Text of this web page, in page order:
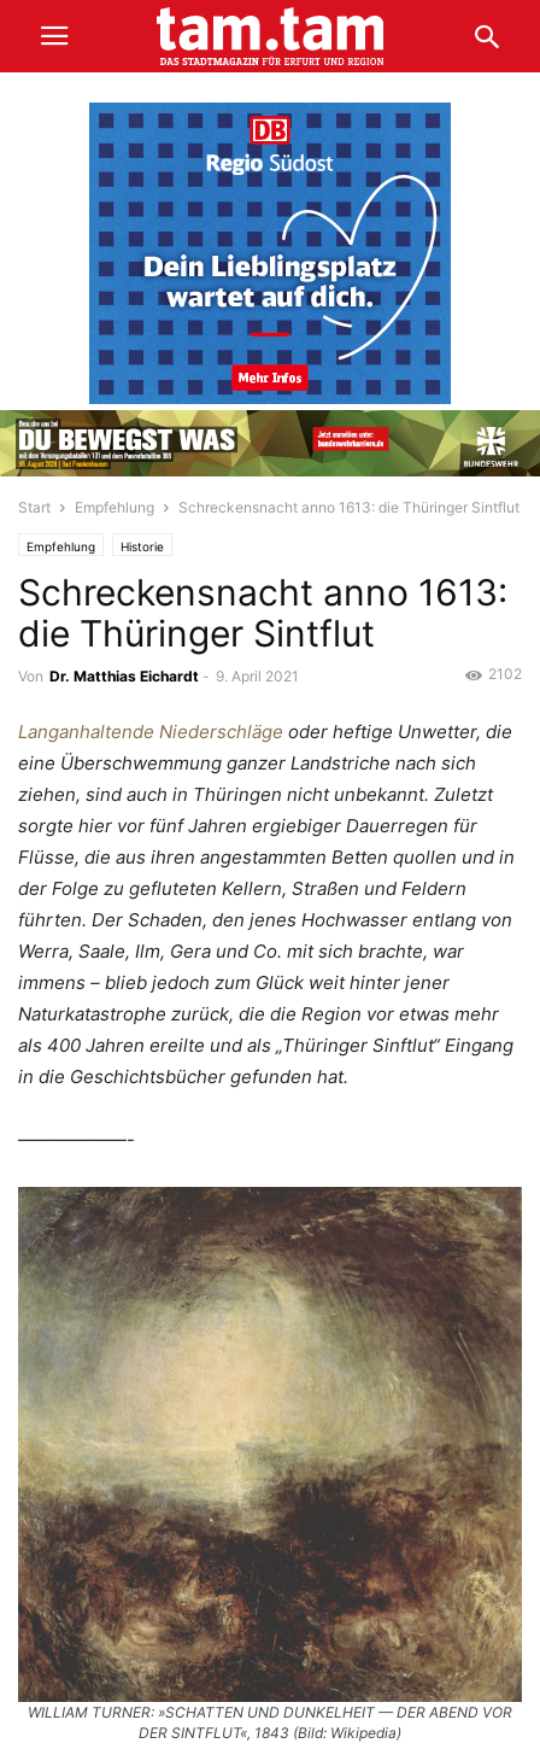
Start Empfehlung Schreckensnacht anno 1613: die Thüringer Sintflut
Empfehlung Historie
Schreckensnacht anno 1613:
die Thüringer Sintflut
Von Dr. Matthias Eichardt - 9. April 2021 2102
Langanhaltende Niederschläge oder heftige Unwetter, die
eine Überschwemmung ganzer Landstriche nach sich
ziehen, sind auch in Thüringen nicht unbekannt. Zuletzt
sorgte hier vor fünf Jahren ergiebiger Dauerregen für
Flüsse, die aus ihren angestammten Betten quollen und in
der Folge zu gefluteten Kellern, Straßen und Feldern
führten. Der Schaden, den jenes Hochwasser entlang von
Werra, Saale, Ilm, Gera und Co. mit sich brachte, war
immens – blieb jedoch zum Glück weit hinter jener
Naturkatastrophe zurück, die die Region vor etwas mehr
als 400 Jahren ereilte und als „Thüringer Sinftlut“ Eingang
in die Geschichtsbücher gefunden hat.
——————-
WILLIAM TURNER: »SCHATTEN UND DUNKELHEIT — DER ABEND VOR
DER SINTFLUT«, 1843 (Bild: Wikipedia)